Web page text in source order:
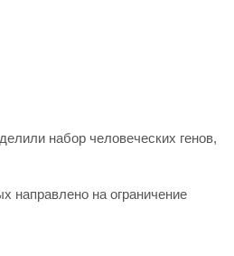
набор человеческих генов,
направлено на ограничение